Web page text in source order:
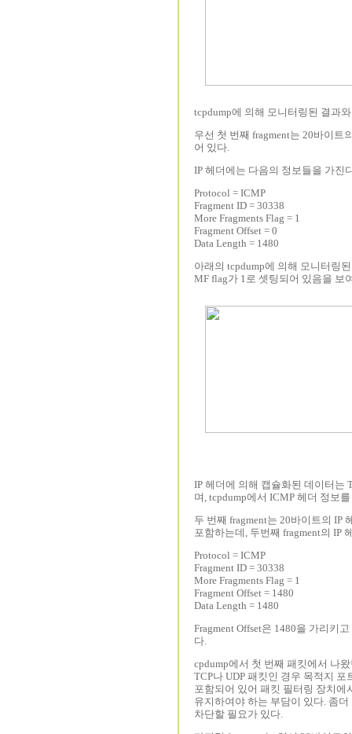
tcpdump에 의해 모니터링된 결과
우선 첫 번째 fragment는 20바이트
어 있다.
IP 헤더에는 다음의 정보들을 가진
Protocol = ICMP
Fragment ID = 30338
More Fragments Flag = 1
Fragment Offset = 0
Data Length = 1480
아래의 tcpdump에 의해 모니터링
MF flag가 1로 셋팅되어 있음을 보
IP 헤더에 의해 캡슐화된 데이터는
며, tcpdump에서 ICMP 헤더 정보
두 번째 fragment는 20바이트의 IP
포함하는데, 두번째 fragment의 IP
Protocol = ICMP
Fragment ID = 30338
More Fragments Flag = 1
Fragment Offset = 1480
Data Length = 1480
Fragment Offset은 1480을 가리키
다.
cpdump에서 첫 번째 패킷에서 나
TCP나 UDP 패킷인 경우 목적지
포함되어 있어 패킷 필터링 장치에
유지하여야 하는 부담이 있다. 좀
차단할 필요가 있다.